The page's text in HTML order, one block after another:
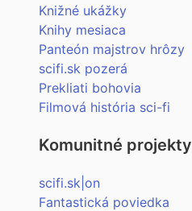
Knižné ukážky
Knihy mesiaca
Panteón majstrov hrôzy
scifi.sk pozerá
Prekliati bohovia
Filmová história sci-fi
Komunitné projekty
scifi.sk|on
Fantastická poviedka